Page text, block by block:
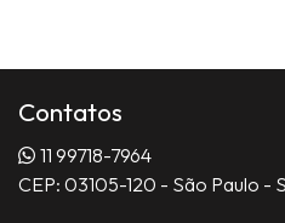
Contatos
11 99718-7964
CEP: 03105-120 - São Paulo -